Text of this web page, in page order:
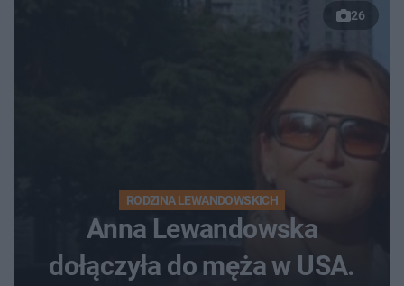
26
RODZINA LEWANDOWSKICH
Anna Lewandowska
dołączyła do męża w USA.